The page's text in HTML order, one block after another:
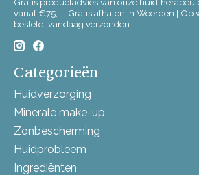
vanaf €75,- | Gratis afhalen in Woerden | Op
besteld, vandaag verzonden
Categorieën
Huidverzorging
Minerale make-up
Zonbescherming
Huidprobleem
Ingrediënten